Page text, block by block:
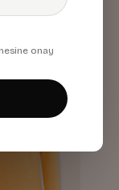
onay